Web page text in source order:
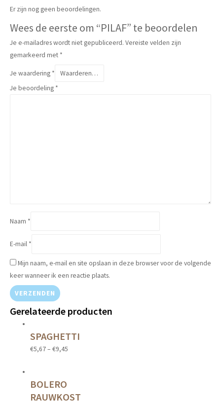
Er zijn nog geen beoordelingen.
Wees de eerste om “PILAF” te beoordelen
Je e-mailadres wordt niet gepubliceerd. Vereiste velden zijn
gemarkeerd met *
Je waardering *
Je beoordeling *
Naam *
E-mail *
Mijn naam, e-mail en site opslaan in deze browser voor de volgende
keer wanneer ik een reactie plaats.
Gerelateerde producten
SPAGHETTI
€5,67– €9,45
BOLERO
RAUWKOST